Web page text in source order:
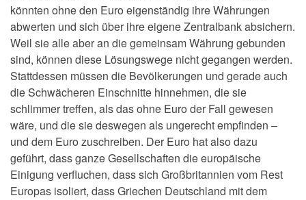
könnten ohne den Euro eigenständig ihre Währungen
abwerten und sich über ihre eigene Zentralbank absichern.
Weil sie alle aber an die gemeinsam Währung gebunden
sind, können diese Lösungswege nicht gegangen werden.
Stattdessen müssen die Bevölkerungen und gerade auch
die Schwächeren Einschnitte hinnehmen, die sie
schlimmer treffen, als das ohne Euro der Fall gewesen
wäre, und die sie deswegen als ungerecht empfinden –
und dem Euro zuschreiben. Der Euro hat also dazu
geführt, dass ganze Gesellschaften die europäische
Einigung verfluchen, dass sich Großbritannien vom Rest
Europas isoliert, dass Griechen Deutschland mit dem